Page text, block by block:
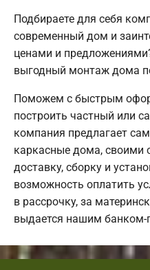
Подбираете для себя
современный дом и
ценами и
выгодный монтаж дома
Поможем с быстрым
построить частный или
компания предлагает
каркасные дома, своими
доставку, сборку и
возможность оплатить
в рассрочку, за
выдается нашим банком-